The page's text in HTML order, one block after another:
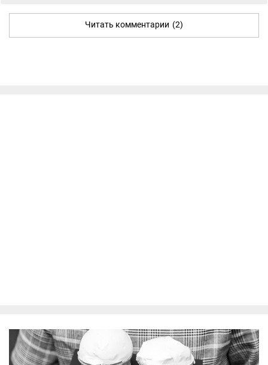
Читать комментарии (2)